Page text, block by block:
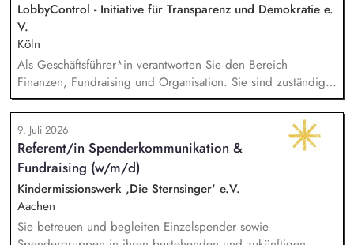
LobbyControl - Initiative für Transparenz und Demokratie e.
V.
Köln
Als Geschäftsführer*in verantworten Sie den Bereich
Finanzen, Fundraising und Organisation. Sie sind zuständig
für die Finanzplanung, das Controlling und die Organisation
des Rechnungswesens. Sie leiten das Fundraising-Team und
entwickeln eine nachhaltige Fundraising Strategie. Sie sind
verantwortlich für das Personalmanagement und die operative
Steuerung von Prozessen zur Organisationsentwicklung.
9. Juli 2026
Referent/in Spenderkommunikation &
Fundraising (w/m/d)
Kindermissionswerk ,Die Sternsinger' e.V.
Aachen
Sie betreuen und begleiten Einzelspender sowie